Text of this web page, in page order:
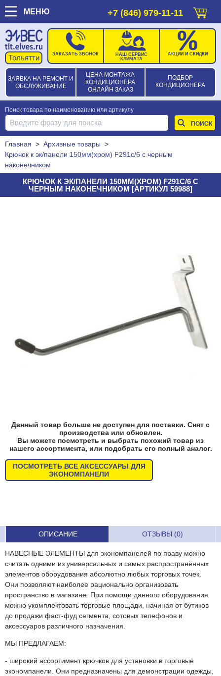
МЕНЮ +7 (846) 979-11-11
ЗАЯВКА НА РЕМОНТ И
ОБСЛУЖИВАНИЕ
ЦЕНА МОНТАЖА
КОНДИЦИОНЕРА
ОНЛАЙН ЗАКАЗ
ПОДБОР
КОНДИЦИОНЕРА
ЗАКАЗАТЬ ЗВОНОК
НАШ СЕРВИС
КЛИМАТА
АКЦИИ И СКИДКИ
Поиск товара по наименованию или артикулу
Главная > Архивные товары >
Крючок к эк/панели 150мм(хром) F291с/6 с черным
наконечником
КРЮЧОК К ЭК/ПАНЕЛИ 150ММ(ХРОМ) F291С/6 С
ЧЕРНЫМ НАКОНЕЧНИКОМ [АРТИКУЛ 59988]
Данный товар больше не доступен для поставки. Снят с
производства или обновлен.
Вы можете посмотреть и выбрать похожий товар из
нашего ассортимента, или подобрать его полный аналог.
ПОСМОТРЕТЬ ВСЕ АКСЕССУАРЫ ДЛЯ
ЭКОНОМПАНЕЛИ
ОПИСАНИЕ ОТЗЫВЫ (0)
НАВЕСНЫЕ ЭЛЕМЕНТЫ для экономпанелей по праву можно
считать одними из универсальных и самых распространённых
элементов оборудования абсолютно любых торговых точек.
Они позволяют наиболее рационально организовать
пространство в магазине. При помощи данного оборудования
можно укомплектовать торговые площади, начиная от бутиков
до продажи фаст-фуд сегмента, сотовых телефонов и
аксессуаров различного назначения.
МЫ ПРЕДЛАГАЕМ:
- широкий ассортимент крючков для установки в торговые
экономпанели. Они предназначены для демонстрации одежды,